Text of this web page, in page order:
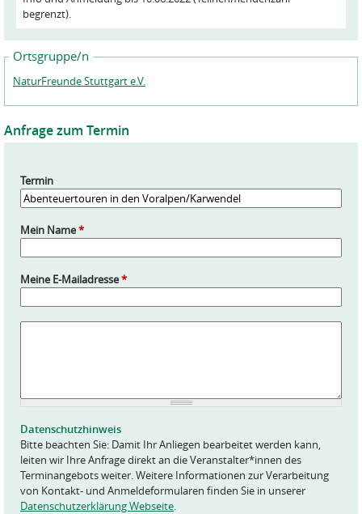
begrenzt).
Ortsgruppe/n
NaturFreunde Stuttgart e.V.
Anfrage zum Termin
Termin
Mein Name*
Meine E-Mailadresse*
*
Datenschutzhinweis
Bitte beachten Sie: Damit Ihr Anliegen bearbeitet werden kann,
leiten wir Ihre Anfrage direkt an die Veranstalter*innen des
Terminangebots weiter. Weitere Informationen zur Verarbeitung
von Kontakt- und Anmeldeformularen finden Sie in unserer
Datenschutzerklärung Webseite.